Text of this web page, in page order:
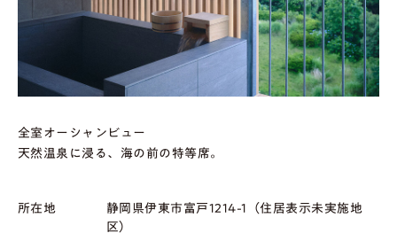
全室オーシャンビュー
天然温泉に浸る、海の前の特等席。
所在地
静岡県伊東市富戸1214-1（住居表示未実施地
区）